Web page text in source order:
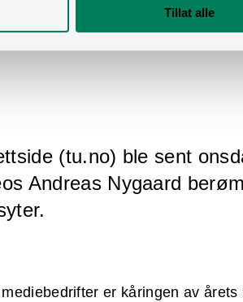
Tillat alle
(tu.no) ble sent
Andreas Nygaard
er kåringen av årets